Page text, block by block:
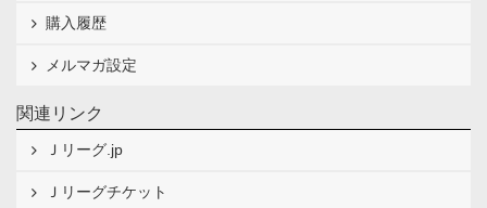
購入履歴
メルマガ設定
関連リンク
Ｊリーグ.jp
Ｊリーグチケット